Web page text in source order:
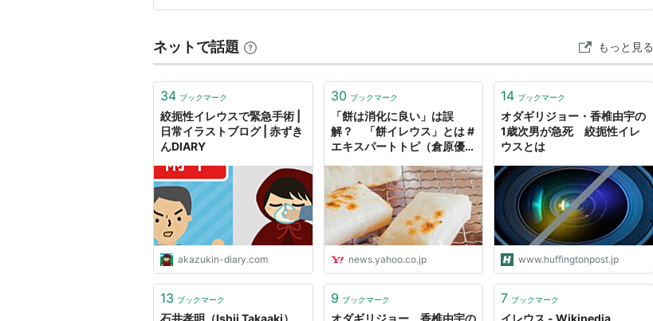
な」って記憶に残ってくれたら、自分のやってきた事は正しかっ…
ネットで話題 もっと見る
34 ブックマーク
絞扼性イレウスで緊急手術 |
日常イラストブログ | 赤ずき
んDIARY
akazukin-diary.com
30 ブックマーク
「餅は消化に良い」は誤
解？ 「餅イレウス」とは #
エキスパートトピ（倉原優）
ュース
news.yahoo.co.jp
14 ブックマーク
オダギリジョー・香椎由宇の
1歳次男が急死 絞扼性イレ
ウスとは
www.huffingtonpost.jp
13 ブックマーク
石井孝明（Ishii Takaaki）
9 ブックマーク
オダギリジョー、香椎由宇の
7 ブックマーク
イレウス - Wikipedia